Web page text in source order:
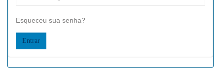
Esqueceu sua senha?